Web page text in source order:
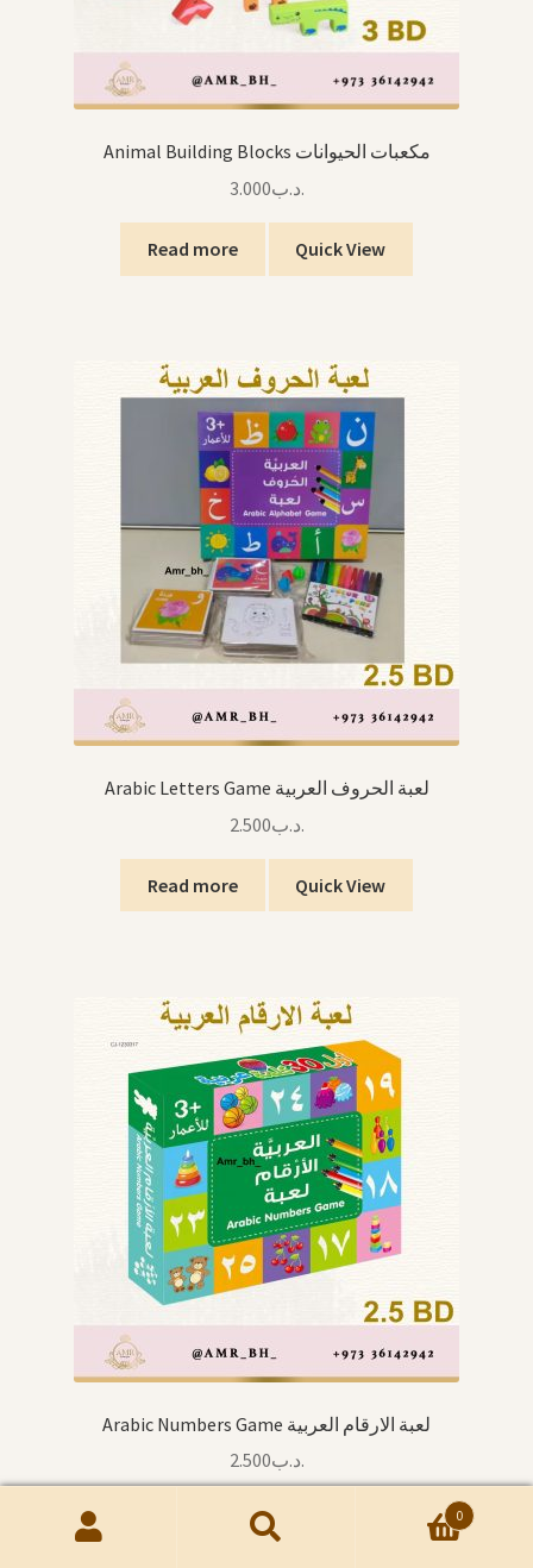
Animal Building Blocks مكعبات الحيوانات
.د.ب3.000
Read more Quick View
Arabic Letters Game لعبة الحروف العربية
.د.ب2.500
Read more Quick View
Arabic Numbers Game لعبة الارقام العربية
.د.ب2.500
0